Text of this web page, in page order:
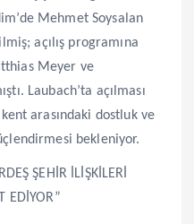
Mehmet Soysalan
açılış programına
Meyer ve
Laubach’ta açılması
arasındaki dostluk ve
bekleniyor.
ŞEHİR İLİŞKİLERİ
EDİYOR”